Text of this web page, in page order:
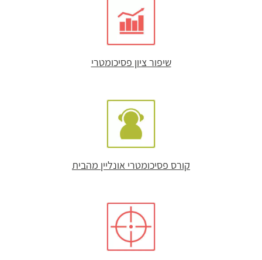
שיפור ציון פסיכומטרי
קורס פסיכומטרי אונליין מהבית